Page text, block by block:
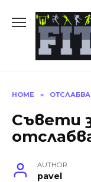
HOME »
Съвети
AUTHOR
pavel